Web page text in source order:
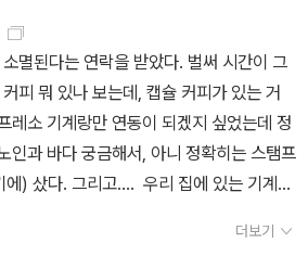
멸된다는 연락을 받았다. 벌써 시간이 그
피 뭐 있나 보는데, 캡슐 커피가 있는 거
레소 기계랑만 연동이 되겠지 싶었는데 정
인과 바다 궁금해서, 아니 정확히는 스탬프
) 샀다. 그리고.... 우리 집에 있는 기계는
캡슐을 사서 거기에 원두를 채워 캡슐 커
더보기